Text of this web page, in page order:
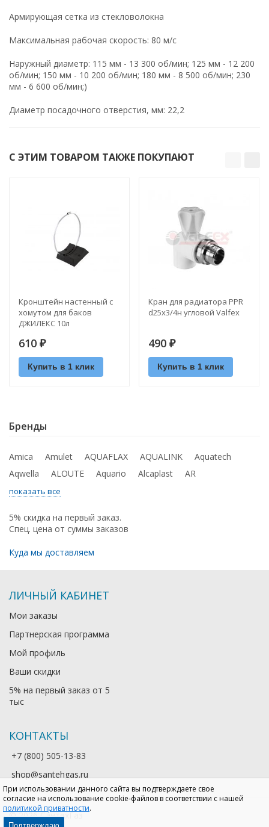
При использовании данного сайта вы подтверждаете свое
согласие на использование cookie-файлов в соответствии с нашей
политикой приватности.
Армирующая сетка из стекловолокна
Максимальная рабочая скорость: 80 м/с
Наружный диаметр: 115 мм - 13 300 об/мин; 125 мм - 12 200
об/мин; 150 мм - 10 200 об/мин; 180 мм - 8 500 об/мин; 230
мм - 6 600 об/мин;)
Диаметр посадочного отверстия, мм: 22,2
С ЭТИМ ТОВАРОМ ТАКЖЕ ПОКУПАЮТ
Кронштейн настенный с
хомутом для баков
ДЖИЛЕКС 10л
610 ₽
Купить в 1 клик
Кран для радиатора PPR
d25х3/4н угловой Valfex
490 ₽
Купить в 1 клик
Бренды
Amica Amulet AQUAFLAX AQUALINK
Aquatech
Aqwella
ALOUTE Aquario Alcaplast AR
показать все
5% скидка на первый заказ.
Спец. цена от суммы заказов
Куда мы доставляем
ЛИЧНЫЙ КАБИНЕТ
Мои заказы
Партнерская программа
Мой профиль
Ваши скидки
5% на первый заказ от 5
тыс
КОНТАКТЫ
+7 (800) 505-13-83
shop@santehgas.ru
© 2026 СантехГаз